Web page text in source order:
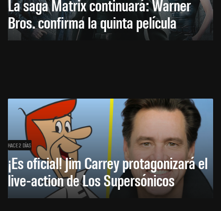
La saga Matrix continuará: Warner
Bros. confirma la quinta película
HACE 2 DÍAS
¡Es oficial! Jim Carrey protagonizará el
live-action de Los Supersónicos